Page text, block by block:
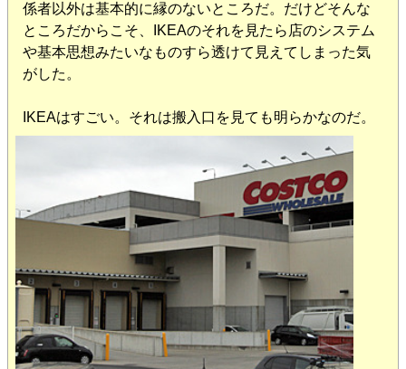
係者以外は基本的に縁のないところだ。だけどそんな
ところだからこそ、IKEAのそれを見たら店のシステム
や基本思想みたいなものすら透けて見えてしまった気
がした。
IKEAはすごい。それは搬入口を見ても明らかなのだ。